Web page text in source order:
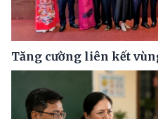
Tăng cường liên kết